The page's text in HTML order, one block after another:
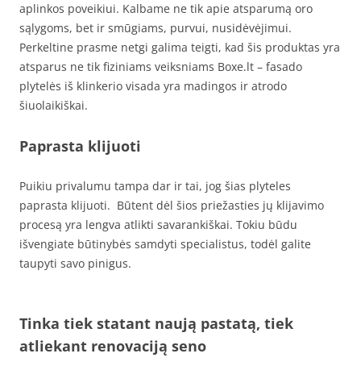
aplinkos poveikiui. Kalbame ne tik apie atsparumą oro
sąlygoms, bet ir smūgiams, purvui, nusidėvėjimui.
Perkeltine prasme netgi galima teigti, kad šis produktas yra
atsparus ne tik fiziniams veiksniams Boxe.lt – fasado
plytelės iš klinkerio visada yra madingos ir atrodo
šiuolaikiškai.
Paprasta klijuoti
Puikiu privalumu tampa dar ir tai, jog šias plyteles
paprasta klijuoti. Būtent dėl šios priežasties jų klijavimo
procesą yra lengva atlikti savarankiškai. Tokiu būdu
išvengiate būtinybės samdyti specialistus, todėl galite
taupyti savo pinigus.
Tinka tiek statant naują pastatą, tiek
atliekant renovaciją seno